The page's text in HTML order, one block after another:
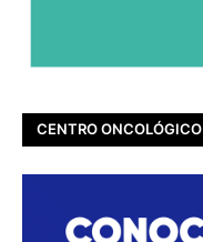
CENTRO ONCOLÓGICO